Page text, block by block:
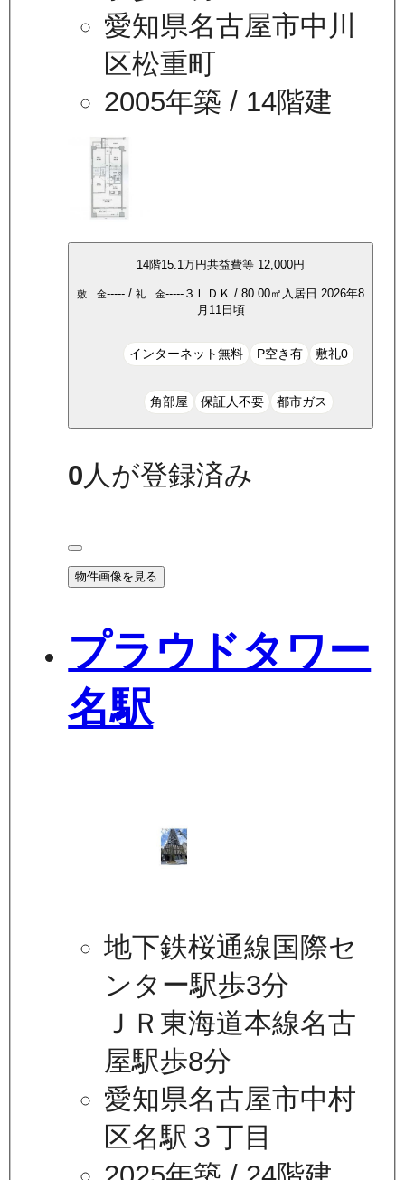
愛知県名古屋市中川
区松重町
2005年築 / 14階建
14階15.1万円共益費等 12,000円
敷 金----- / 礼 金----- ３ＬＤＫ / 80.00㎡ 入居日 2026年8
月11日頃
インターネット無料 P空き有 敷礼0
角部屋 保証人不要 都市ガス
0人が登録済み
物件画像を見る
プラウドタワー
名駅
地下鉄桜通線国際セ
ンター駅歩3分
ＪＲ東海道本線名古
屋駅歩8分
愛知県名古屋市中村
区名駅３丁目